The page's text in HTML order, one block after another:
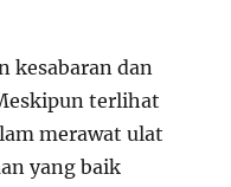
kesabaran dan
terlihat
merawat ulat
yang baik